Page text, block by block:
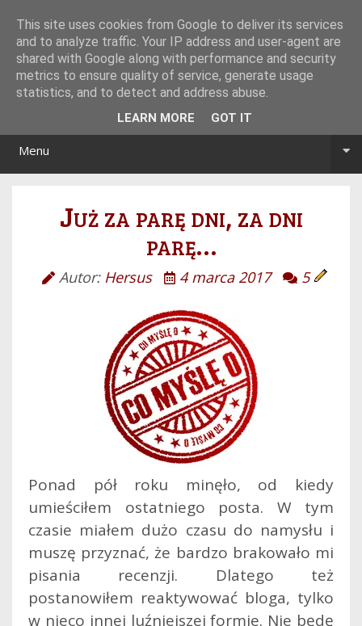
Menu
Już za parę dni, za dni
parę…
Autor: Hersus 4 marca 2017 5
Ponad pół roku minęło, od kiedy
umieściłem ostatniego posta. W tym
czasie miałem dużo czasu do namysłu i
muszę przyznać, że bardzo brakowało mi
pisania recenzji. Dlatego też
postanowiłem reaktywować bloga, tylko
w nieco innej luźniejszej formie. Nie będę
This site uses cookies from Google to deliver its services
and to analyze traffic. Your IP address and user-agent are
shared with Google along with performance and security
metrics to ensure quality of service, generate usage
statistics, and to detect and address abuse.
LEARN MORE GOT IT